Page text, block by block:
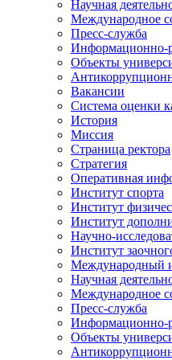
Научная
Международное
Пресс-служба
Информационно-
Объекты
Вакансии
Система оценки
История
Миссия
Страница ректора
Стратегия
Оперативная
Институт спорта
Институт
Институт
Научно-
Институт
Международный
Научная
Международное
Пресс-служба
Информационно-
Объекты